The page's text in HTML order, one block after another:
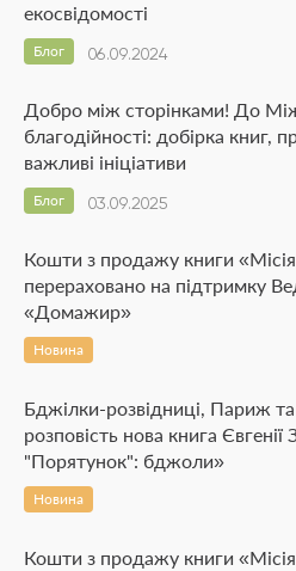
екосвідомості
06.09.2024
Блог
Добро між сторінками! До
благодійності: добірка книг,
важливі ініціативи
03.09.2025
Блог
Кошти з продажу книги
перераховано на підтримку
«Домажир»
Новина
Бджілки-розвідниці, Париж
розповість нова книга Євгенії
"Порятунок": бджоли»
Новина
Кошти з продажу книги